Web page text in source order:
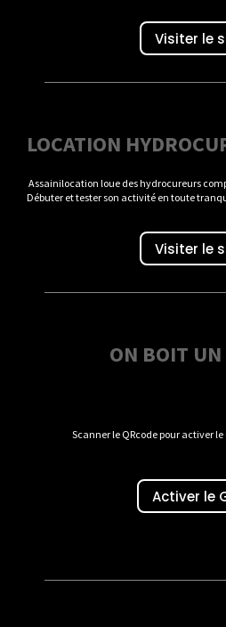
Visiter le
LOCATION
Assainilocation loue des hydrocureurs
Débuter et tester son activité en toute
Visiter le
ON BOIT UN
Scanner le QRcode pour activer le
Activer le